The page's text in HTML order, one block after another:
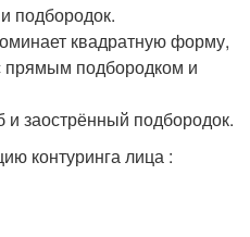
подбородок.
квадратную форму,
прямым подбородком и
и заострённый подбородок.
контуринга лица :